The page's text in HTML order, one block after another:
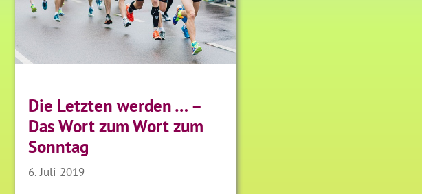
Die Letzten werden … –
Das Wort zum Wort zum
Sonntag
6. Juli 2019